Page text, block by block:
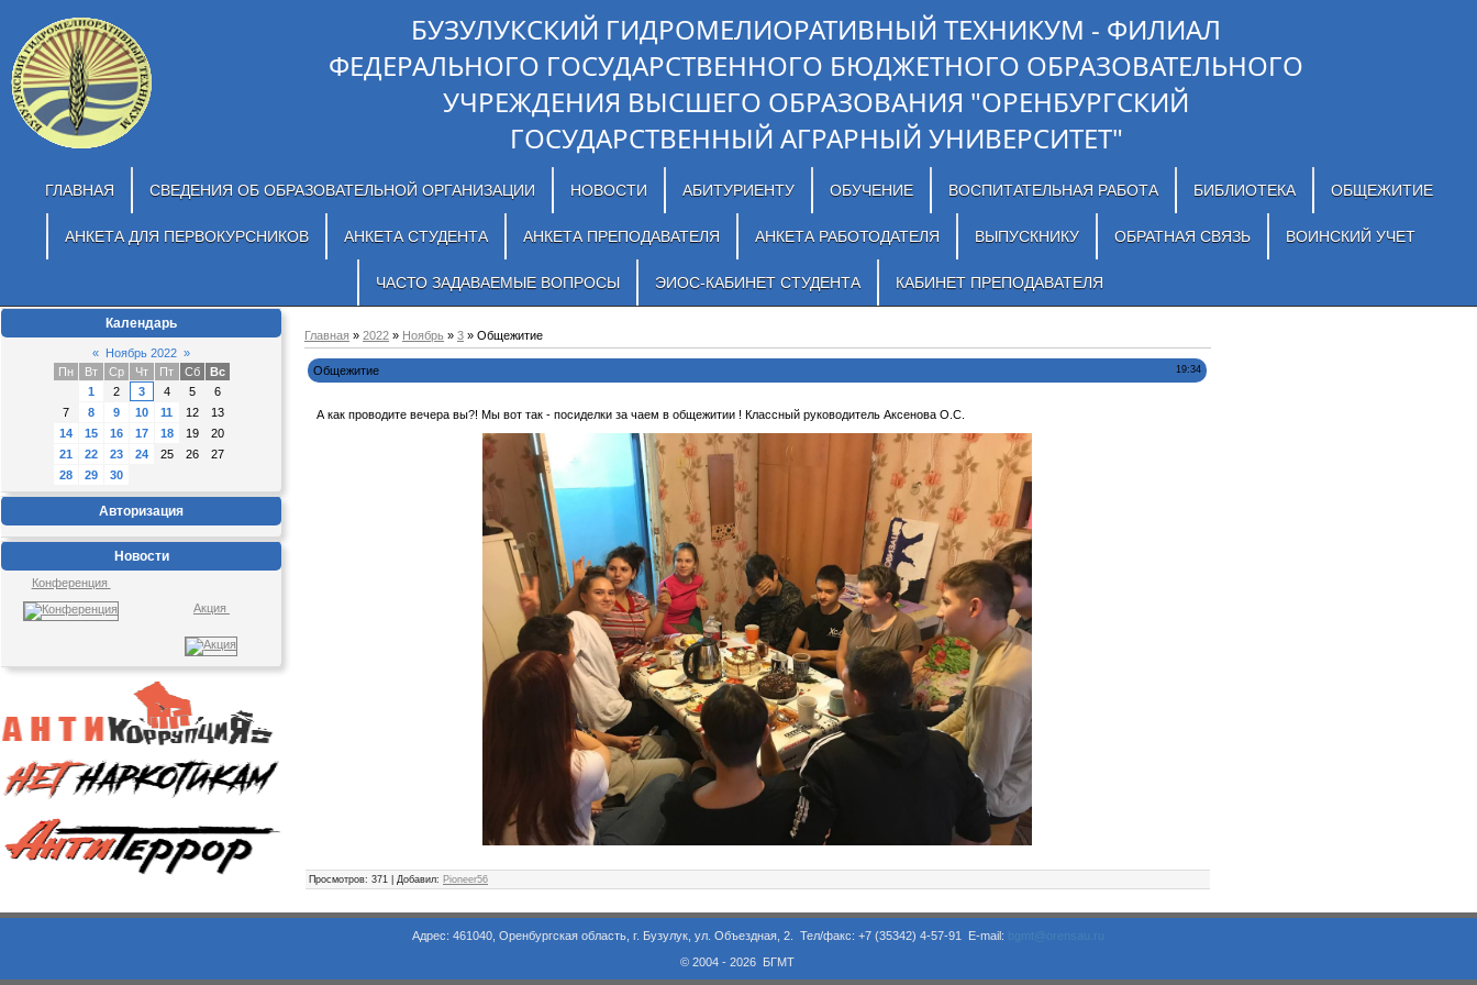
БУЗУЛУКСКИЙ ГИДРОМЕЛИОРАТИВНЫЙ ТЕХНИКУМ - ФИЛИАЛ
ФЕДЕРАЛЬНОГО ГОСУДАРСТВЕННОГО БЮДЖЕТНОГО ОБРАЗОВАТЕЛЬНОГО
УЧРЕЖДЕНИЯ ВЫСШЕГО ОБРАЗОВАНИЯ "ОРЕНБУРГСКИЙ
ГОСУДАРСТВЕННЫЙ АГРАРНЫЙ УНИВЕРСИТЕТ"
ГЛАВНАЯ СВЕДЕНИЯ ОБ ОБРАЗОВАТЕЛЬНОЙ ОРГАНИЗАЦИИ НОВОСТИ АБИТУРИЕНТУ ОБУЧЕНИЕ ВОСПИТАТЕЛЬНАЯ РАБОТА БИБЛИОТЕКА ОБЩЕЖИТИЕ
АНКЕТА ДЛЯ ПЕРВОКУРСНИКОВ АНКЕТА СТУДЕНТА АНКЕТА ПРЕПОДАВАТЕЛЯ АНКЕТА РАБОТОДАТЕЛЯ ВЫПУСКНИКУ ОБРАТНАЯ СВЯЗЬ ВОИНСКИЙ УЧЕТ
ЧАСТО ЗАДАВАЕМЫЕ ВОПРОСЫ ЭИОС-КАБИНЕТ СТУДЕНТА КАБИНЕТ ПРЕПОДАВАТЕЛЯ
Календарь
« Ноябрь 2022 »
Пн
Вт Ср Чт Пт Сб
Вс
1
2 3 4 5
6
7
8 9 10 11 12
13
14
15 16 17 18 19
20
21
22 23 24 25 26
27
28
29 30
Авторизация
Новости
Конференция
Акция
Главная » 2022 » Ноябрь » 3 » Общежитие
19:34
Общежитие
А как проводите вечера вы?! Мы вот так - посиделки за чаем в общежитии ! Классный руководитель Аксенова О.С.
Просмотров: 371 | Добавил: Pioneer56
Адрес: 461040, Оренбургская область, г. Бузулук, ул. Объездная, 2. Тел/факс: +7 (35342) 4-57-91 E-mail:
© 2004 - 2026 БГМТ